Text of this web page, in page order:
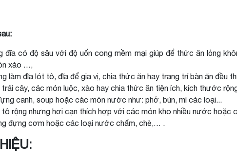
đĩa có độ sâu với độ uốn cong mềm mại giúp để thức ăn lỏng
xào …,
làm đĩa lót tô, đĩa để gia vị, chia thức ăn hay trang trí bàn ăn đều
cây, các món luộc, xào hay chia thức ăn tiện ích, kích thước
canh, soup hoặc các món nước như: phở, bún, mì các loại...
rộng nhưng hơi cạn thích hợp với các món kho nhiều nước hoặc
đựng cơm hoặc các loại nước chấm, chè,… .